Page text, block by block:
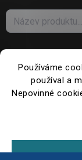
Používáme
používal a
Nepovinné